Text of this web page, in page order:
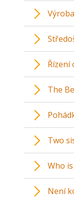
Výroba
Řízení
The
Two
Who
Není